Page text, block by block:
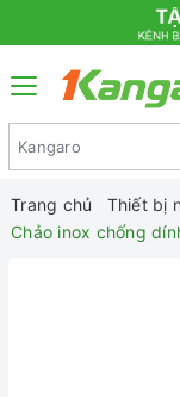
Trang chủ
Thiết bị
Chảo inox chống